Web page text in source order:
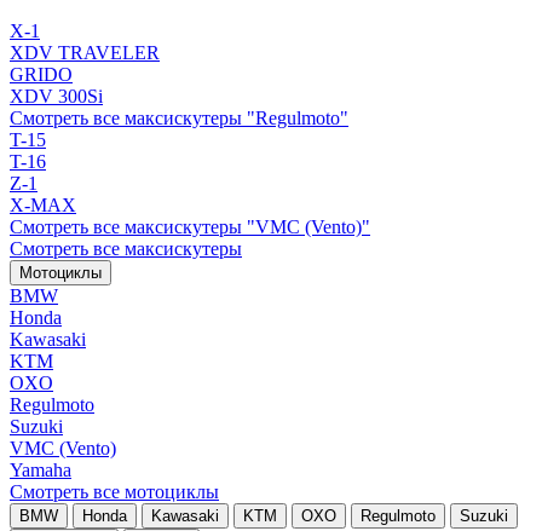
X-1
XDV TRAVELER
GRIDO
XDV 300Si
Смотреть все максискутеры "Regulmoto"
T-15
T-16
Z-1
X-MAX
Смотреть все максискутеры "VMC (Vento)"
Смотреть все максискутеры
Мотоциклы
BMW
Honda
Kawasaki
KTM
OXO
Regulmoto
Suzuki
VMC (Vento)
Yamaha
Смотреть все мотоциклы
BMW Honda Kawasaki KTM OXO Regulmoto
Suzuki